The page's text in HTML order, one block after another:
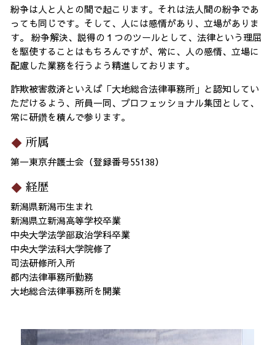
紛争は人と人との間で起こります。それは法人間の紛争であ
っても同じです。そして、人には感情があり、立場がありま
す。 紛争解決、説得の１つのツールとして、法律という理屈
を駆使することはもちろんですが、常に、人の感情、立場に
配慮した業務を行うよう精進しております。
詐欺被害救済といえば「大地総合法律事務所」と認知してい
ただけるよう、所員一同、プロフェッショナル集団として、
常に研鑽を積んで参ります。
所属
第一東京弁護士会（登録番号55138）
経歴
新潟県新潟市生まれ
新潟県立新潟高等学校卒業
中央大学法学部政治学科卒業
中央大学法科大学院修了
司法研修所入所
都内法律事務所勤務
大地総合法律事務所を開業